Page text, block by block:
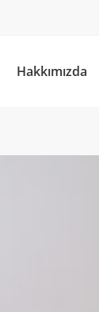
Hakkımızda